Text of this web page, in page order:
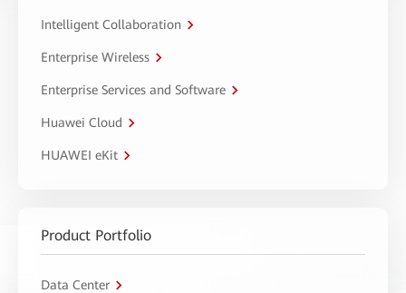
Intelligent Collaboration
Enterprise Wireless
Enterprise Services and Software
Huawei Cloud
HUAWEI eKit
Product Portfolio
Data Center